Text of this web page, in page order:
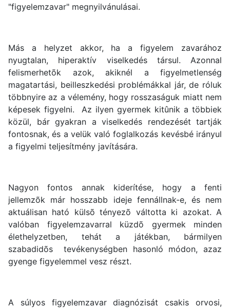
"figyelemzavar" megnyilvánulásai.
Más a helyzet akkor, ha a figyelem zavarához
nyugtalan, hiperaktív viselkedés társul. Azonnal
felismerhetõk azok, akiknél a figyelmetlenség
magatartási, beilleszkedési problémákkal jár, de róluk
többnyire az a vélemény, hogy rosszaságuk miatt nem
képesek figyelni. Az ilyen gyermek kitûnik a többiek
közül, bár gyakran a viselkedés rendezését tartják
fontosnak, és a velük való foglalkozás kevésbé irányul
a figyelmi teljesítmény javítására.
Nagyon fontos annak kiderítése, hogy a fenti
jellemzõk már hosszabb ideje fennállnak-e, és nem
aktuálisan ható külsõ tényezõ váltotta ki azokat. A
valóban figyelemzavarral küzdõ gyermek minden
élethelyzetben, tehát a játékban, bármilyen
szabadidõs tevékenységben hasonló módon, azaz
gyenge figyelemmel vesz részt.
A súlyos figyelemzavar diagnózisát csakis orvosi,